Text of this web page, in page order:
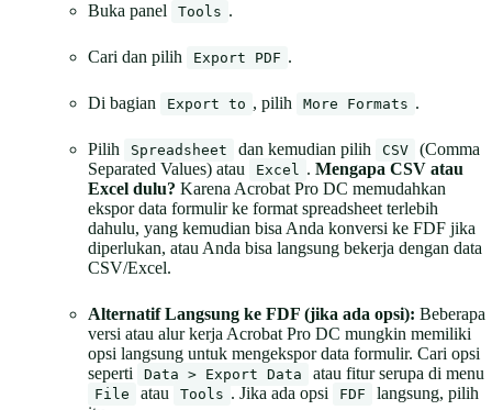
Buka panel Tools .
Cari dan pilih Export PDF .
Di bagian Export to , pilih More Formats .
Pilih Spreadsheet dan kemudian pilih CSV
(Comma
Separated Values) atau
Excel . Mengapa CSV atau
Excel dulu? Karena Acrobat Pro DC memudahkan
ekspor data formulir ke format spreadsheet terlebih
dahulu, yang kemudian bisa Anda konversi ke FDF jika
diperlukan, atau Anda bisa langsung bekerja dengan data
CSV/Excel.
Alternatif Langsung ke FDF (jika ada opsi): Beberapa
versi atau alur kerja Acrobat Pro DC mungkin memiliki
opsi langsung untuk mengekspor data formulir. Cari opsi
seperti
Data > Export Data atau fitur serupa di menu
File atau Tools . Jika ada opsi FDF
langsung, pilih